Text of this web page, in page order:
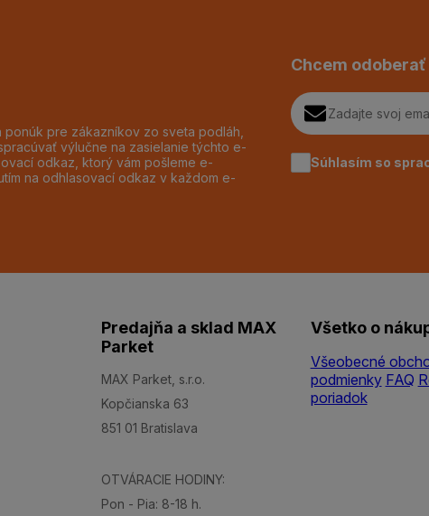
pre zákazníkov zo sveta podláh,
výlučne na zasielanie týchto e-
odkaz, ktorý vám pošleme e-
na odhlasovací odkaz v každom e-
Chcem
Súhlasím so
Predajňa a sklad MAX
Parket
MAX Parket, s.r.o.
Kopčianska 63
851 01 Bratislava
OTVÁRACIE HODINY:
Pon - Pia: 8-18 h.
Všetko o
Všeobecné
podmienky FAQ
poriadok